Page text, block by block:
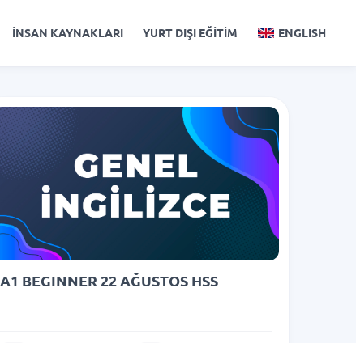
İNSAN KAYNAKLARI YURT DIŞI EĞİTİM ENGLISH
A1 BEGINNER 22 AĞUSTOS HSS